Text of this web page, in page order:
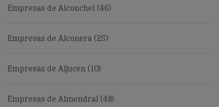
Empresas de Alconchel (46)
Empresas de Alconera (25)
Empresas de Aljucen (10)
Empresas de Almendral (48)